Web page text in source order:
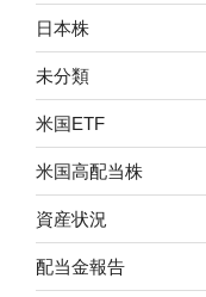
日本株
未分類
米国ETF
米国高配当株
資産状況
配当金報告